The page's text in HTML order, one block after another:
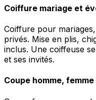
Coiffure mariage et
Coiffure pour
privés. Mise en plis,
inclus. Une coiffeuse
et ses invités.
Coupe homme,